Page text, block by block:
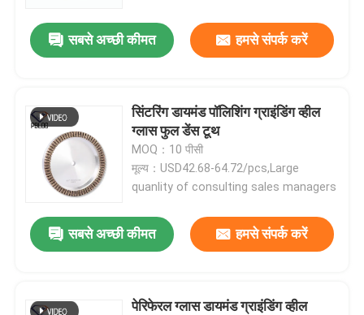
सबसे अच्छी कीमत हमसे संपर्क करें
सिंटरिंग डायमंड पॉलिशिंग ग्राइंडिंग व्हील
ग्लास फुल डेंस टूथ
MOQ：10 पीसी
मूल्य：USD42.68-64.72/pcs,Large
quanlity of consulting sales managers
सबसे अच्छी कीमत हमसे संपर्क करें
पेरिफेरल ग्लास डायमंड ग्राइंडिंग व्हील